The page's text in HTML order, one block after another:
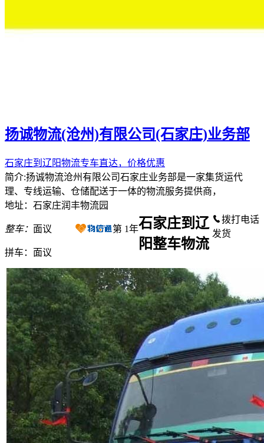
扬诚物流(沧州)有限公司(石家庄)业务部
石家庄到辽阳物流专车直达，价格优惠
简介:扬诚物流沧州有限公司石家庄业务部是一家集货运代
理、专线运输、仓储配送于一体的物流服务提供商，
地址：石家庄润丰物流园
整车： 面议
拼车： 面议
第 1年
拨打电话
发货
石家庄到辽
阳整车物流